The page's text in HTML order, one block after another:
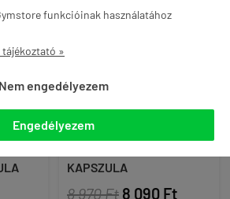
funkcióinak használatához
tájékoztató »
Nem engedélyezem
Engedélyezem
-
GYMBEAM - TRIPLE
KAPSZULA
8 970 Ft 8 090 Ft